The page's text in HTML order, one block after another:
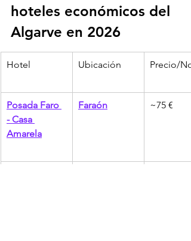
hoteles económicos del
Algarve en 2026
Hotel Ubicación Precio/
Posada Faro
- Casa
Amarela
Faraón ~75 €